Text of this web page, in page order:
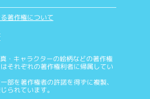
著作権について
・キャラクターの絵柄などの著作権
それぞれの著作権利者に帰属してい
部を著作権者の許諾を得ずに複製、
られています。